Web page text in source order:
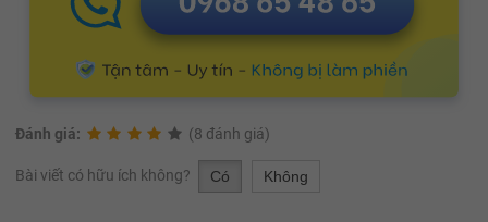
Đánh giá: (8 đánh giá)
Bài viết có hữu ích không? Có Không